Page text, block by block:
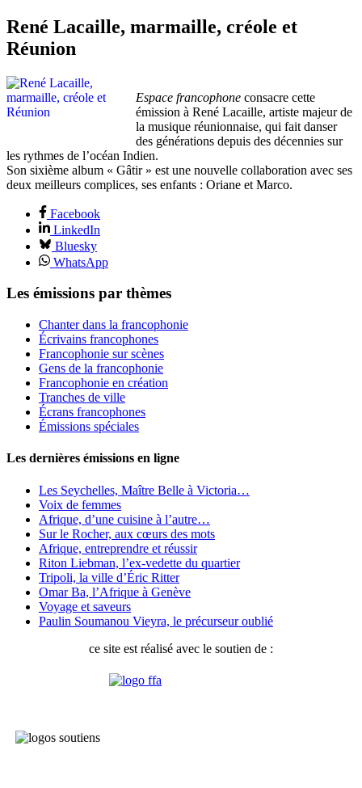
René Lacaille, marmaille, créole et
Réunion
Espace francophone consacre cette
émission à René Lacaille, artiste majeur de
la musique réunionnaise, qui fait danser
des générations depuis des décennies sur
les rythmes de l’océan Indien.
Son sixième album « Gâtir » est une nouvelle collaboration avec ses
deux meilleurs complices, ses enfants : Oriane et Marco.
Facebook
LinkedIn
Bluesky
WhatsApp
Les émissions par thèmes
Chanter dans la francophonie
Écrivains francophones
Francophonie sur scènes
Gens de la francophonie
Francophonie en création
Tranches de ville
Écrans francophones
Émissions spéciales
Les dernières émissions en ligne
Les Seychelles, Maître Belle à Victoria…
Voix de femmes
Afrique, d’une cuisine à l’autre…
Sur le Rocher, aux cœurs des mots
Afrique, entreprendre et réussir
Riton Liebman, l’ex-vedette du quartier
Tripoli, la ville d’Éric Ritter
Omar Ba, l’Afrique à Genève
Voyage et saveurs
Paulin Soumanou Vieyra, le précurseur oublié
ce site est réalisé avec le soutien de :